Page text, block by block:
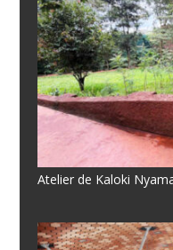
Atelier de Kaloki